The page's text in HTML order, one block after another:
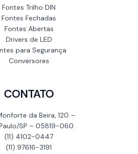
Fontes Trilho DIN
Fontes Fechadas
Fontes Abertas
Drivers de LED
para Segurança
Conversores
CONTATO
da Beira, 120 –
SP – 05819-060
(11) 4102-0447
(11) 97616-3191